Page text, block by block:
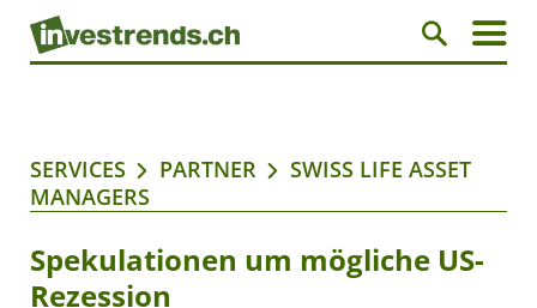
SERVICES PARTNER
SWISS LIFE ASSET
MANAGERS
Spekulationen um mögliche US-
Rezession